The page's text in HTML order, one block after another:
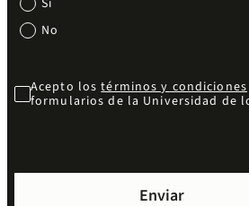
No
Acepto lostérminos y condiciones
formularios de la Universidad de